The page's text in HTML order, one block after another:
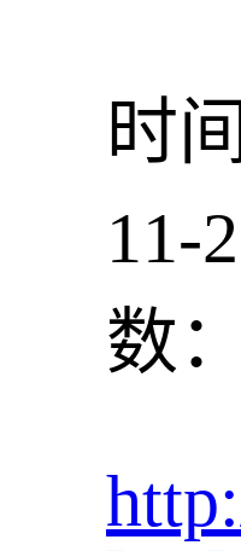
时
11-
数